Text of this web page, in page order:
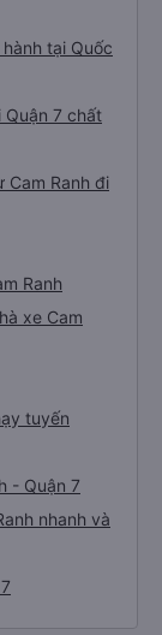
tại Quốc
Quận 7 chất
Ranh đi
Ranh
xe Cam
tuyến
- Quận 7
nhanh và